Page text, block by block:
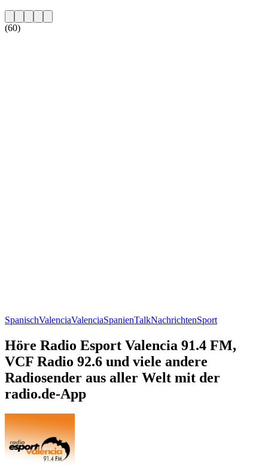
(60)
SpanischValenciaValenciaSpanienTalkNachrichtenSport
Höre Radio Esport Valencia 91.4 FM,
VCF Radio 92.6 und viele andere
Radiosender aus aller Welt mit der
radio.de-App